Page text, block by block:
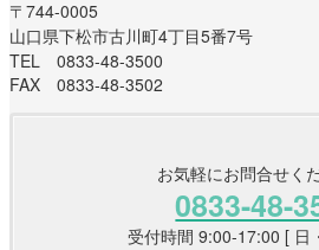
〒744-0005
山口県下松市古川町4丁目5番7号
TEL 0833-48-3500
FAX 0833-48-3502
お気軽にお問合せく
0833-48-
受付時間 9:00-17:00 [ 日